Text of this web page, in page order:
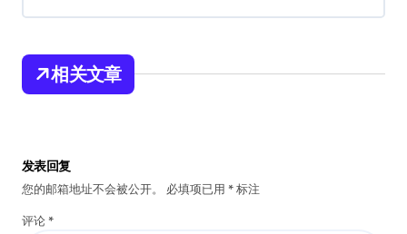
相关文章
发表回复
您的邮箱地址不会被公开。 必填项已用 *标注
评论*